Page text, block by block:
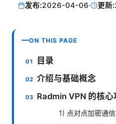
发布:2026-04-06· 更新:
ON THIS PAGE
目录
介绍与基础概念
Radmin VPN 的核心
1) 点对点加密通信